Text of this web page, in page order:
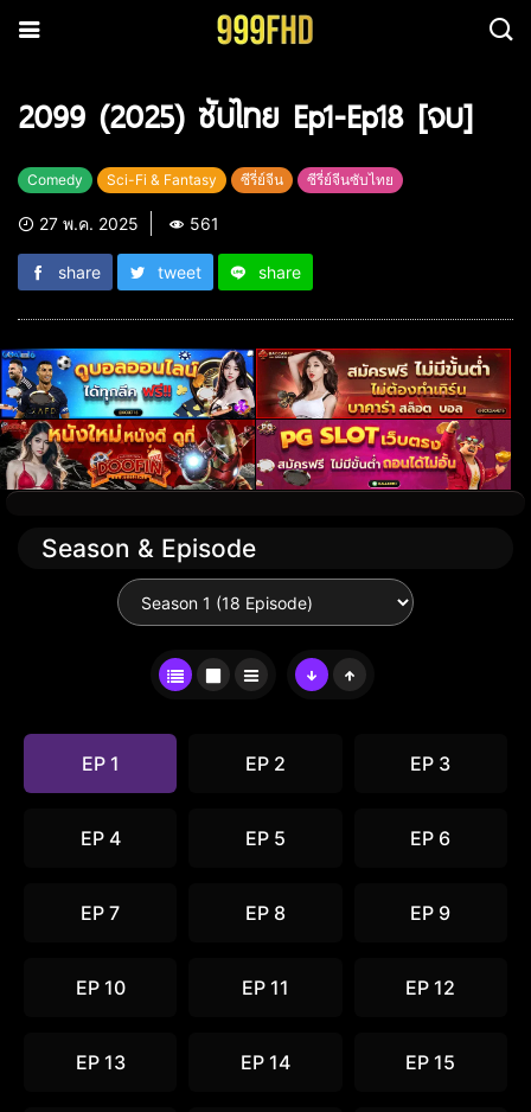
2099 (2025) ซับไทย Ep1-Ep18 [จบ]
Comedy Sci-Fi & Fantasy ซีรี่ย์จีน ซีรี่ย์จีนซับไทย
27 พ.ค. 2025 561
share tweet share
Season & Episode
EP 1 EP 2 EP 3
EP 4 EP 5 EP 6
EP 7 EP 8 EP 9
EP 10 EP 11 EP 12
EP 13 EP 14 EP 15